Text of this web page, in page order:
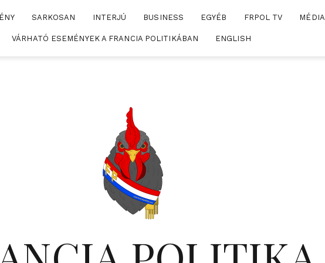
SARKOSAN INTERJÚ BUSINESS EGYÉB FRPOL TV MÉDIA
VÁRHATÓ ESEMÉNYEK A FRANCIA POLITIKÁBAN ENGLISH